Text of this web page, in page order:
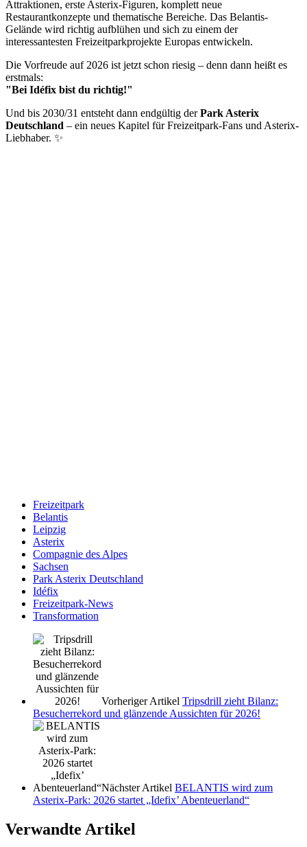
Attraktionen, erste Asterix-Figuren, komplett neue
Restaurantkonzepte und thematische Bereiche. Das Belantis-
Gelände wird richtig aufblühen und sich zu einem der
interessantesten Freizeitparkprojekte Europas entwickeln.
Die Vorfreude auf 2026 ist jetzt schon riesig – denn dann heißt es
erstmals:
"Bei Idéfix bist du richtig!"
Und bis 2030/31 entsteht dann endgültig derPark Asterix
Deutschland – ein neues Kapitel für Freizeitpark-Fans und Asterix-
Liebhaber. ✨
Freizeitpark
Belantis
Leipzig
Asterix
Compagnie des Alpes
Sachsen
Park Asterix Deutschland
Idéfix
Freizeitpark-News
Transformation
Vorheriger Artikel Tripsdrill zieht Bilanz:
Besucherrekord und glänzende Aussichten für 2026!
Nächster Artikel BELANTIS wird zum
Asterix-Park: 2026 startet „Idefix’ Abenteuerland“
Verwandte Artikel